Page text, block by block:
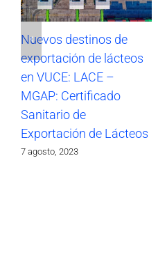
Nuevos destinos de
exportación de lácteos
en VUCE: LACE –
MGAP: Certificado
Sanitario de
Exportación de Lácteos
7 agosto, 2023